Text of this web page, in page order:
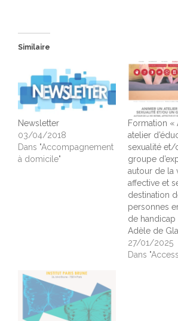
Similaire
Newsletter
03/04/2018
Dans "Accompagnement
à domicile"
Formation «
atelier
sexualité et/
groupe
autour de la
affective et
destination
personnes
de handicap
Adèle de
27/01/2025
Dans